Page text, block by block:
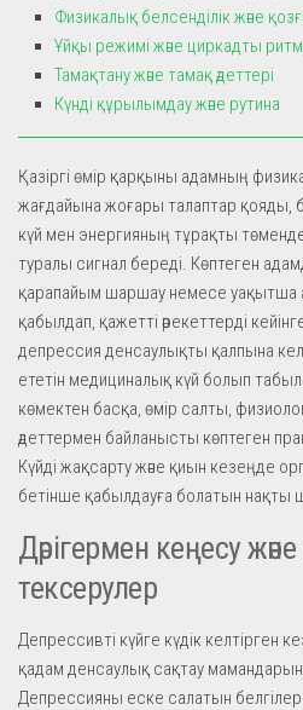
Физикалық белсенділік және
Ұйқы режимі және циркадты
Тамақтану және тамақ әдеттері
Күнді құрылымдау және рутина
Қазіргі өмір қарқыны адамның
жағдайына жоғары талаптар қояды,
күй мен энергияның тұрақты
туралы сигнал береді. Көптеген
қарапайым шаршау немесе уақытша
қабылдап, қажетті әрекеттерді
депрессия денсаулықты қалпына
ететін медициналық күй болып
көмектен басқа, өмір салты,
әдеттермен байланысты көптеген
Күйді жақсарту және қиын кезеңде
бетінше қабылдауға болатын
Дәрігермен кеңесу
тексерулер
Депрессивті күйге күдік келтірген
қадам денсаулық сақтау
Депрессияны еске салатын белгілер